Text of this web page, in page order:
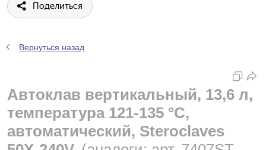
Химические реактивы, препараты, наборы
Предметный указатель
Сравнение
Поделиться
Вернуться назад
Автоклав вертикальный, 13,6 л,
температура 121-135 °С,
автоматический, Steroclaves